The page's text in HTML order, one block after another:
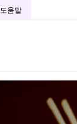
도움말